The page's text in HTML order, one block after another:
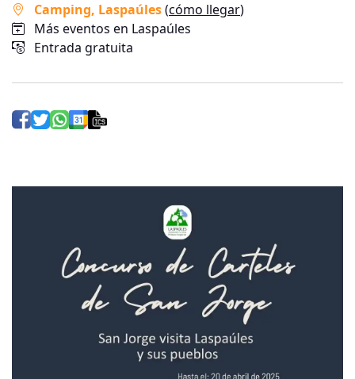
Camping, Laspaúles(cómo llegar)
Más eventos en Laspaúles
Entrada gratuita